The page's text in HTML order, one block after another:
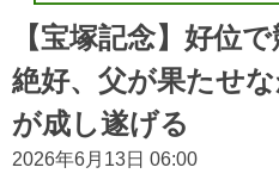
【宝塚記念】好位
絶好、父が果たせ
が成し遂げる
2026年6月13日 06:00